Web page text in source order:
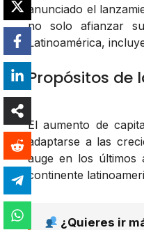
anunciado el
no solo afianzar
Latinoamérica,
Propósitos de
El aumento de
adaptarse a las
auge en los últimos
continente
¿Quieres ir